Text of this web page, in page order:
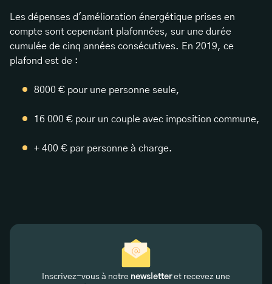
Les dépenses d'amélioration énergétique prises en
compte sont cependant plafonnées, sur une durée
cumulée de cinq années consécutives. En 2019, ce
plafond est de :
8000 € pour une personne seule,
16 000 € pour un couple avec imposition commune,
+ 400 € par personne à charge.
Inscrivez-vous à notre newsletteret recevez une